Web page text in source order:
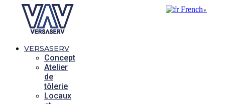
VERSASERV
Concept
Atelier
de
tôlerie
Locaux
French ▼